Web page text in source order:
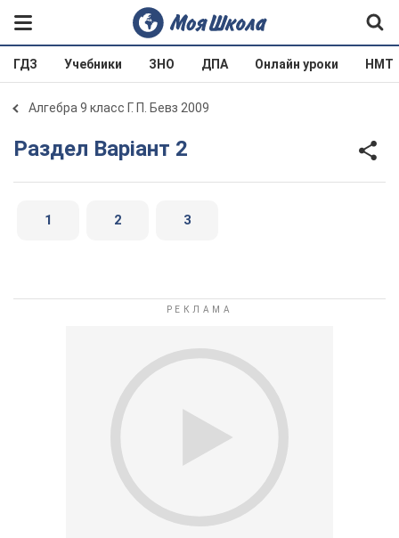
ГДЗ Учебники ЗНО ДПА Онлайн уроки НМТ
Алгебра 9 класс Г. П. Бевз 2009
Раздел Варіант 2
1 2 3